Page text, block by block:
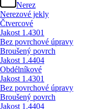
Nerez
Nerezové jekly
Čtvercové
Jakost 1.4301
Bez povrchové úpravy
Broušený povrch
Jakost 1.4404
Obdélníkové
Jakost 1.4301
Bez povrchové úpravy
Broušený povrch
Jakost 1.4404